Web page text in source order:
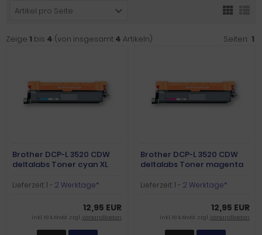
Artikel pro Seite
Zeige 1 bis 4 (von insgesamt 4 Artikeln) Seiten: 1
Brother DCP-L 3520 CDW
deltalabs Toner cyan XL
Lieferzeit:1 - 2 Werktage*
12,95 EUR
inkl. 19 % MwSt. zzgl.Versandkosten
Brother DCP-L 3520 CDW
deltalabs Toner magenta
Lieferzeit:1 - 2 Werktage*
12,95 EUR
inkl. 19 % MwSt. zzgl.Versandkosten